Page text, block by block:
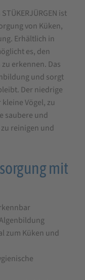
ist
von Küken,
Erhältlich in
es, den
erkennen. Das
und sorgt
Der niedrige
Vögel, zu
saubere und
reinigen und
mit
zum Küken und